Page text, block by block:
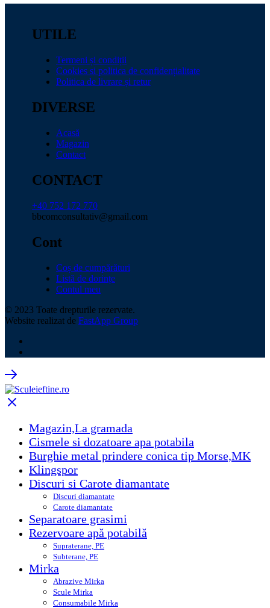
UTILE
Termeni și condiții
Cookies si politica de confidențialitate
Politica de livrare și retur
DIVERSE
Acasă
Magazin
Contact
CONTACT
+40 752 172 770
bbcomconsultativ@gmail.com
Cont
Coș de cumpărături
Listă de dorințe
Contul meu
© 2023 Toate drepturile rezervate.
Website realizat de FastApp Group
Magazin,La gramada
Cismele si dozatoare apa potabila
Burghie metal prindere conica tip Morse,MK
Klingspor
Discuri si Carote diamantate
Discuri diamantate
Carote diamantate
Separatoare grasimi
Rezervoare apă potabilă
Supraterane, PE
Subterane, PE
Mirka
Abrazive Mirka
Scule Mirka
Consumabile Mirka